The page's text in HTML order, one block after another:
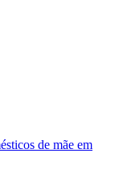
de mãe em